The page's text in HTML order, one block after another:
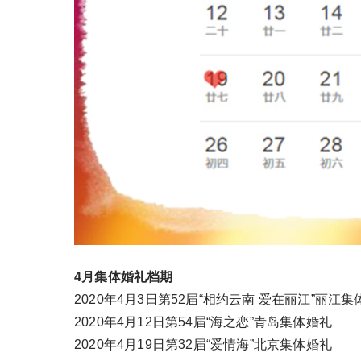
4月集体婚礼档期
2020年4月3日第52届“相约云南 爱在丽江”丽江集
2020年4月12日第54届“海之恋”青岛集体婚礼
2020年4月19日第32届“爱情海”北京集体婚礼